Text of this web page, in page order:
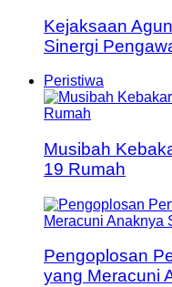
Kejaksaan
Sinergi
Peristiwa
Musibah
19 Rumah
Pengoplosan
yang Meracuni